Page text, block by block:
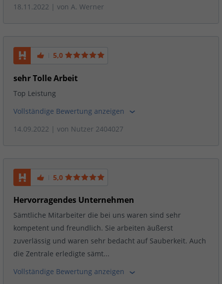
18.11.2022 | von A. Werner
5,0
sehr Tolle Arbeit
Top Leistung
Vollständige Bewertung anzeigen
14.09.2022 | von Nutzer 2404027
5,0
Hervorragendes Unternehmen
Sämtliche Mitarbeiter die bei uns waren sind sehr
kompetent und freundlich. Sie arbeiten äußerst
zuverlässig und waren sehr bedacht auf Sauberkeit. Auch
die Zentrale erledigte sämt...
Vollständige Bewertung anzeigen